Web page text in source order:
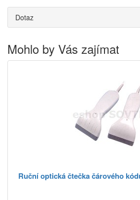
Dotaz
Mohlo by Vás zajímat
Ruční optická čtečka čárového